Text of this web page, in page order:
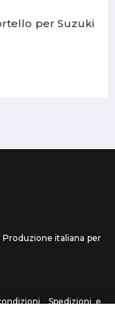
per Suzuki
italiana per
Spedizioni e